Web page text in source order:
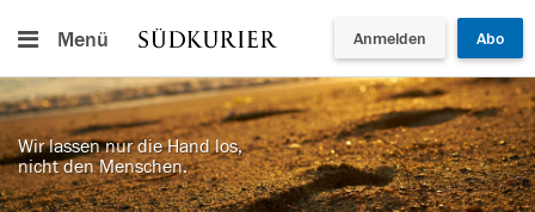
Menü Anmelden Abo
Wir lassen nur die Hand los,
nicht den Menschen.